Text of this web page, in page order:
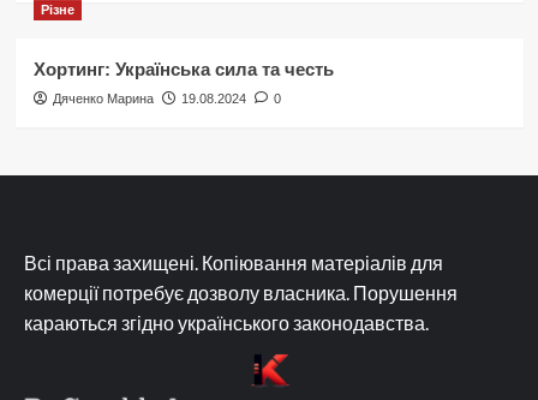
Різне
Хортинг: Українська сила та честь
Дяченко Марина 19.08.2024 0
Всі права захищені. Копіювання матеріалів для
комерції потребує дозволу власника. Порушення
караються згідно українського законодавства.